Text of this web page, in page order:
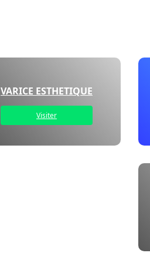
VARICE ESTHETIQUE
Visiter